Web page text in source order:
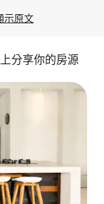
示原文
分享你的房源